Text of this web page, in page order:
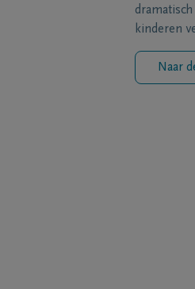
kinderen
Naar